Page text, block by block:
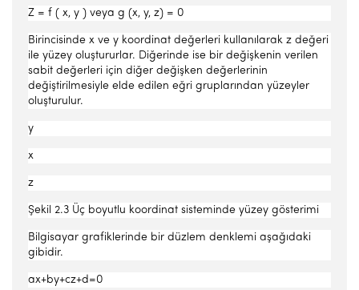
Z = f ( x, y ) veya g (x, y, z) = 0
Birincisinde x ve y koordinat değerleri kullanılarak z değeri
ile yüzey oluştururlar. Diğerinde ise bir değişkenin verilen
sabit değerleri için diğer değişken değerlerinin
değiştirilmesiyle elde edilen eğri gruplarından yüzeyler
oluşturulur.
y
x
z
Şekil 2.3 Üç boyutlu koordinat sisteminde yüzey gösterimi
Bilgisayar grafiklerinde bir düzlem denklemi aşağıdaki
gibidir.
ax+by+cz+d=0